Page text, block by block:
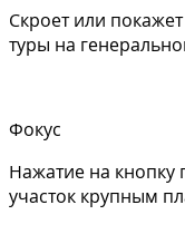
Скроет или
туры на
Фокус
Нажатие на кнопку
участок крупным